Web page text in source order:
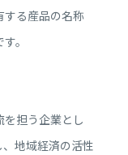
する産品の名称
。
担う企業とし
地域経済の活性